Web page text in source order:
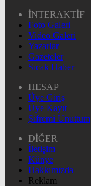
İNTERAKTİF
Foto Galeri
Video Galeri
Yazarlar
Gazeteler
Sıcak Haber
HESAP
Üye Giriş
Üye Kayıt
Şifremi Unuttum
DİĞER
İletişim
Künye
Hakkımızda
Reklam